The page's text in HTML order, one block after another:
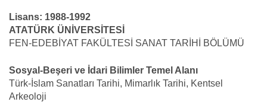
Lisans: 1988-1992
ATATÜRK ÜNİVERSİTESİ
FEN-EDEBİYAT FAKÜLTESİ SANAT TARİHİ BÖLÜMÜ
Sosyal-Beşeri ve İdari Bilimler Temel Alanı
Türk-İslam Sanatları Tarihi, Mimarlık Tarihi, Kentsel
Arkeoloji